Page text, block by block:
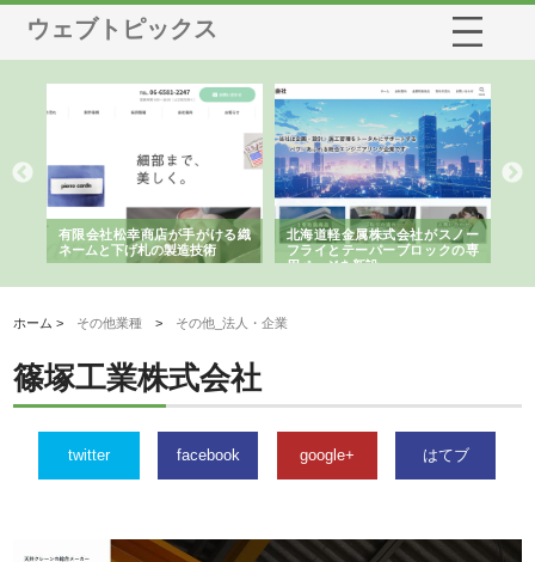
ウェブトピックス
有限会社松幸商店が手がける織
ネームと下げ札の製造技術
北海道軽金属株式会社がスノー
フライとテーパーブロックの専
用ページを新設
ホーム > その他業種 > その他_法人・企業
篠塚工業株式会社
twitter facebook google+ はてブ